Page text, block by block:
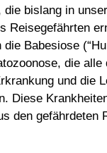
bislang in
Reisegefährten
Babesiose
die alle
und die
Diese
den gefährdeten